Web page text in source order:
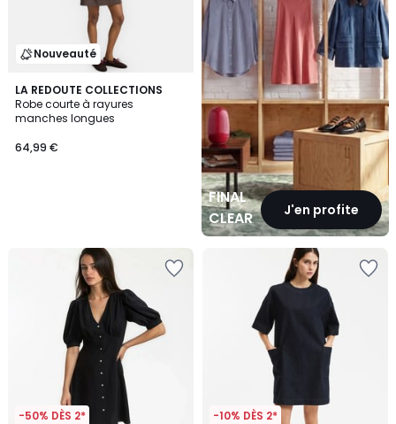
Nouveauté
LA REDOUTE COLLECTIONS
Robe courte à rayures
manches longues
64,99 €
FINAL
CLEARANCEJ'en profite
-50% DÈS 2* -10% DÈS 2*